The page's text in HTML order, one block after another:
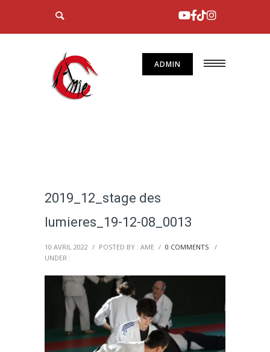
ADMIN
2019_12_stage des
lumieres_19-12-08_0013
10 AVRIL 2022 / POSTED BY : AME / 0 COMMENTS
/
UNDER :